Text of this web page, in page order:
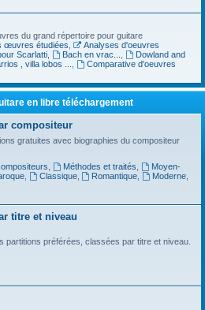
du grand répertoire pour guitare
œuvres étudiées
Analyses d'oeuvres
Scarlatti, Bach en vrac...
Dowland and
, villa lobos ...
Comparative d'oeuvres
en libre téléchargement
compositeur
gratuites avec biographies du compositeur
Méthodes et traités
Moyen-
, Classique, Romantique Moderne
titre et niveau
partitions préférées, classées par titre et niveau.